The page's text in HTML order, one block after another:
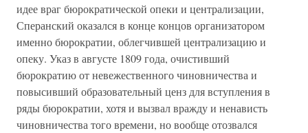
идее враг бюрократической опеки и централизации,
Сперанский оказался в конце концов организатором
именно бюрократии, облегчившей централизацию и
опеку. Указ в августе 1809 года, очистивший
бюрократию от невежественного чиновничества и
повысивший образовательный ценз для вступления в
ряды бюрократии, хотя и вызвал вражду и ненависть
чиновничества того времени, но вообще отозвался